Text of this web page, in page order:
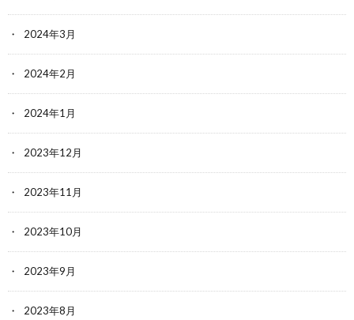
2024年3月
2024年2月
2024年1月
2023年12月
2023年11月
2023年10月
2023年9月
2023年8月